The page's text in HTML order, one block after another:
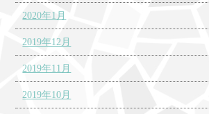
2020年1月
2019年12月
2019年11月
2019年10月